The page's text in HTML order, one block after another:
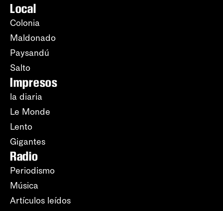
Local
Colonia
Maldonado
Paysandú
Salto
Impresos
la diaria
Le Monde
Lento
Gigantes
Radio
Periodismo
Música
Artículos leídos